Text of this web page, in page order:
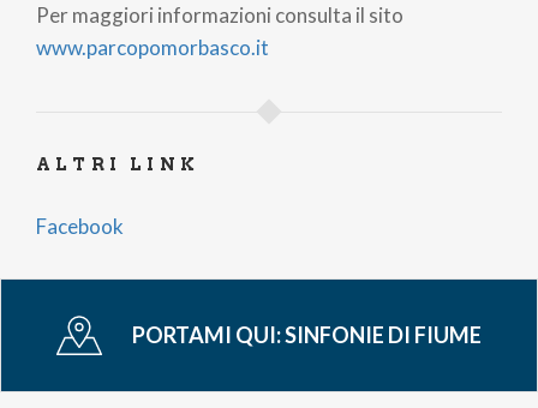
Per maggiori informazioni consulta il sito
www.parcopomorbasco.it
ALTRI LINK
Facebook
PORTAMI QUI:SINFONIE DI FIUME